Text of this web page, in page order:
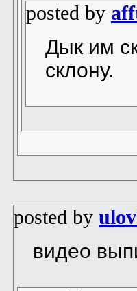
posted by
Дык им
склону.
posted by
видео